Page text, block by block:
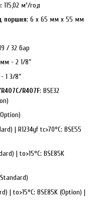
: 115,02 м³/год
поршня: 6 x 65 мм x 55 мм
/ 32 бар
- 2 1/8”
1 3/8”
R407F: BSE32
| R1234yf tc>70°C: BSE55
| to>15°C: BSE85K
| to>15°C: BSE85K (Option) |